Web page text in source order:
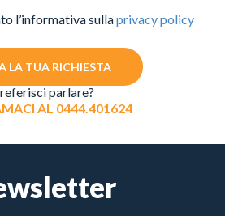
l’informativa sullaprivacy policy
LA TUA RICHIESTA
parlare?
AL 0444.401624